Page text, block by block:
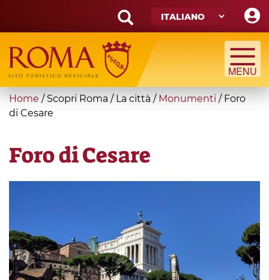
main
content
Search
form
Cerca
You
are
Home / Scopri Roma / La città / Monumenti / Foro
di Cesare
Foro di Cesare